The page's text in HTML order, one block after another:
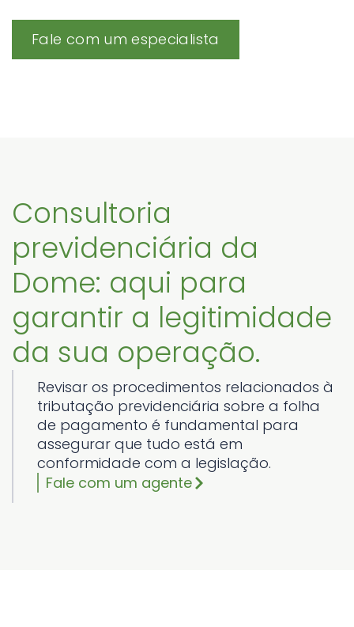
Fale com um especialista
Consultoria
previdenciária da
Dome: aqui para
garantir a legitimidade
da sua operação.
Revisar os procedimentos relacionados à
tributação previdenciária sobre a folha
de pagamento é fundamental para
assegurar que tudo está em
conformidade com a legislação.
Fale com um agente